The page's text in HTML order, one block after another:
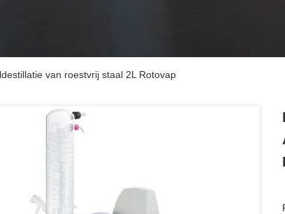
van roestvrij staal 2L Rotovap